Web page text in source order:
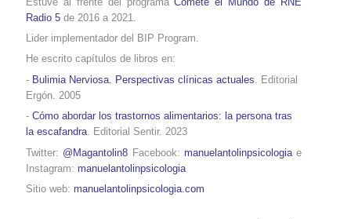
Radio 5 de 2016 a 2021.
Lider implementador del BIP Program.
He escrito capítulos de libros en:
- Bulimia Nerviosa. Perspectivas clínicas actuales . Editorial
Ergón. 2005
- Cómo abordar los trastornos alimentarios: la persona tras
la escafandra. Editorial Sentir. 2023
Twitter: @Magantolin8 Facebook: manuelantolinpsicologia e
Instagram: manuelantolinpsicologia
Sitio web: manuelantolinpsicologia.com